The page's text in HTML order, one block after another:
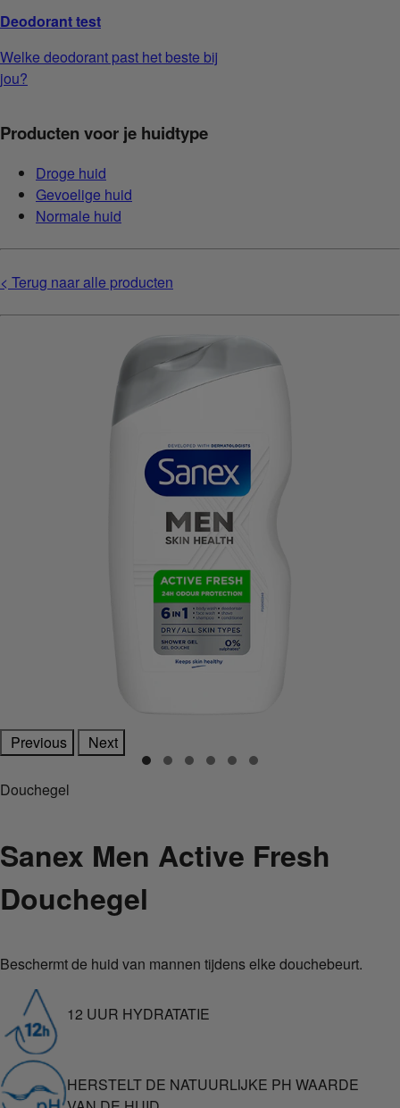
Deodorant test
Welke deodorant past het beste bij
jou?
Producten voor je huidtype
Droge huid
Gevoelige huid
Normale huid
< Terug naar alle producten
Previous Next
Douchegel
Sanex Men Active Fresh
Douchegel
Beschermt de huid van mannen tijdens elke douchebeurt.
12 UUR HYDRATATIE
HERSTELT DE NATUURLIJKE PH WAARDE